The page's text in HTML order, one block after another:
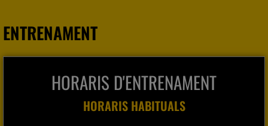
ENTRENAMENT
HORARIS D'ENTRENAMENT
HORARIS HABITUALS